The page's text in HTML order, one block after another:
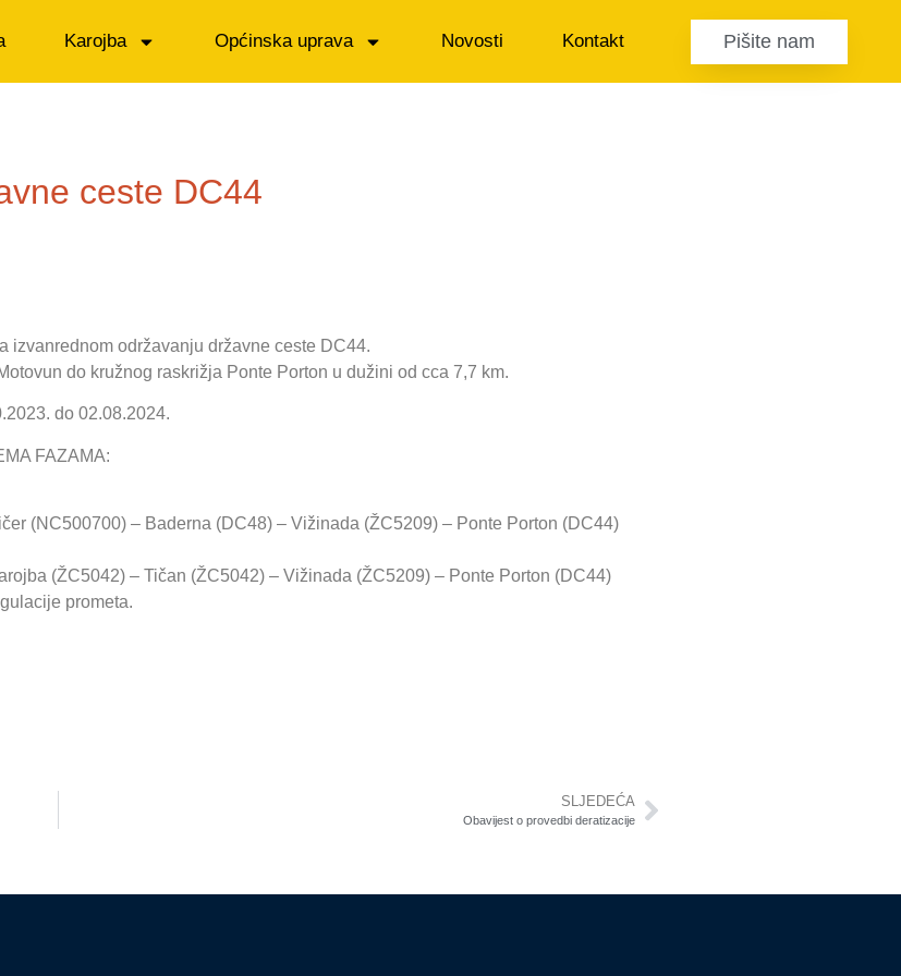
Karojba Općinska uprava Novosti Kontakt Pišite nam
ceste DC44
izvanrednom održavanju državne ceste DC44.
do kružnog raskrižja Ponte Porton u dužini od cca 7,7 km.
do 02.08.2024.
FAZAMA:
(NC500700) – Baderna (DC48) – Vižinada (ŽC5209) – Ponte Porton (DC44)
(ŽC5042) – Tičan (ŽC5042) – Vižinada (ŽC5209) – Ponte Porton (DC44)
prometa.
SLJEDEĆA
Obavijest o provedbi deratizacije